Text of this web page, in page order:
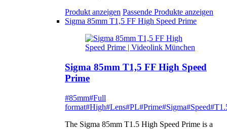
Produkt anzeigen Passende Produkte anzeigen
Sigma 85mm T1,5 FF High Speed Prime
Sigma 85mm T1,5 FF High Speed
Prime
#85mm#Full
format#High#Lens#PL#Prime#Sigma#Speed
The Sigma 85mm T1.5 High Speed Prime is a